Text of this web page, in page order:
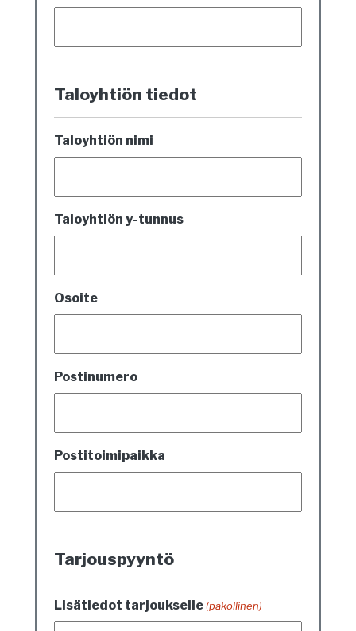
Taloyhtiön tiedot
Taloyhtiön nimi
Taloyhtiön y-tunnus
Osoite
Postinumero
Postitoimipaikka
Tarjouspyyntö
Lisätiedot tarjoukselle (pakollinen)